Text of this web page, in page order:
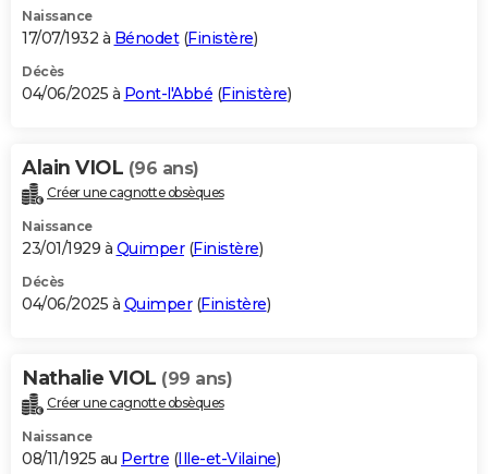
Naissance
17/07/1932 à Bénodet(Finistère)
Décès
04/06/2025 à Pont-l'Abbé (Finistère)
Alain VIOL (96 ans)
Créer une cagnotte obsèques
Naissance
23/01/1929 à Quimper(Finistère)
Décès
04/06/2025 à Quimper(Finistère)
Nathalie VIOL (99 ans)
Créer une cagnotte obsèques
Naissance
08/11/1925 au Pertre (Ille-et-Vilaine)